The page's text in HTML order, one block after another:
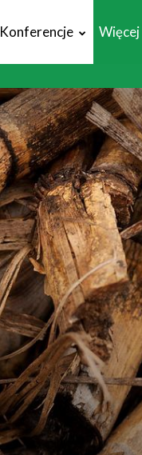
Konferencje Więcej